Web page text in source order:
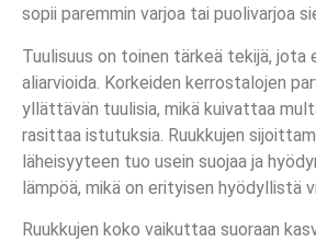
sopii paremmin varjoa tai puolivarjoa
Tuulisuus on toinen tärkeä tekijä, jota
aliarvioida. Korkeiden kerrostalojen
yllättävän tuulisia, mikä kuivattaa
rasittaa istutuksia. Ruukkujen
läheisyyteen tuo usein suojaa ja
lämpöä, mikä on erityisen hyödyllistä
Ruukkujen koko vaikuttaa suoraan